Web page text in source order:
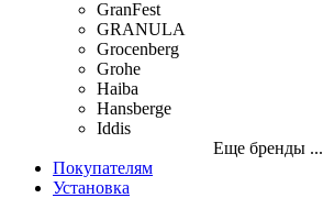
GranFest
GRANULA
Grocenberg
Grohe
Haiba
Hansberge
Iddis
Еще бренды ...
Покупателям
Установка